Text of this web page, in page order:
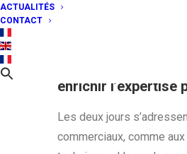
ACTUALITÉS
CONTACT
et d’échanger avec la
enrichir l’expertise
Les deux jours
commerciaux, comme